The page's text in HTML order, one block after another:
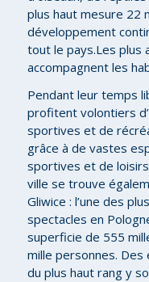
plus haut mesure 22
développement
tout le pays.Les plus
accompagnent les
Pendant leur temps
profitent volontiers
sportives et de
grâce à de vastes
sportives et de
ville se trouve
Gliwice : l’une des
spectacles en
superficie de 555
mille personnes.
du plus haut rang y